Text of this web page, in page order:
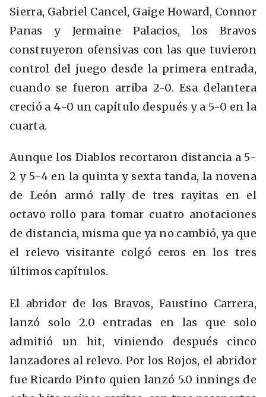
Sierra, Gabriel Cancel, Gaige Howard, Connor
Panas y Jermaine Palacios, los Bravos
construyeron ofensivas con las que tuvieron
control del juego desde la primera entrada,
cuando se fueron arriba 2-0. Esa delantera
creció a 4-0 un capítulo después y a 5-0 en la
cuarta.
Aunque los Diablos recortaron distancia a 5-
2 y 5-4 en la quinta y sexta tanda, la novena
de León armó rally de tres rayitas en el
octavo rollo para tomar cuatro anotaciones
de distancia, misma que ya no cambió, ya que
el relevo visitante colgó ceros en los tres
últimos capítulos.
El abridor de los Bravos, Faustino Carrera,
lanzó solo 2.0 entradas en las que solo
admitió un hit, viniendo después cinco
lanzadores al relevo. Por los Rojos, el abridor
fue Ricardo Pinto quien lanzó 5.0 innings de